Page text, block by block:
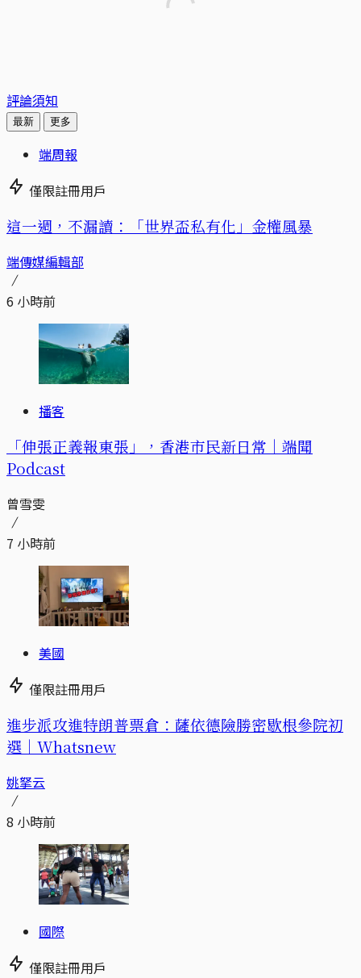
評論須知
最新 更多
端周報
僅限註冊用戶
這一週，不漏讀：「世界盃私有化」金權風暴
端傳媒編輯部
6 小時前
播客
「伸張正義報東張」，香港市民新日常｜端聞
Podcast
曾雪雯
7 小時前
美國
僅限註冊用戶
進步派攻進特朗普票倉：薩依德險勝密歇根參院初
選｜Whatsnew
姚拏云
8 小時前
國際
僅限註冊用戶